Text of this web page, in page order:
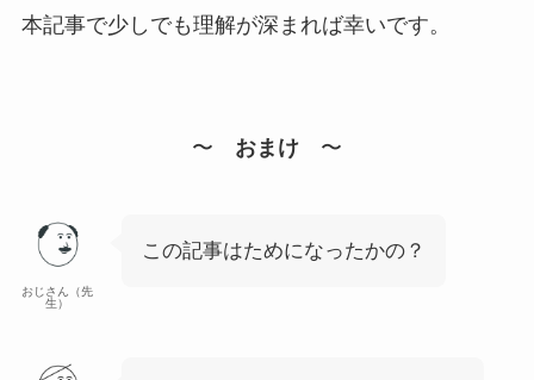
本記事で少しでも理解が深まれば幸いです。
〜 おまけ 〜
おじさん（先
生）
この記事はためになったかの？